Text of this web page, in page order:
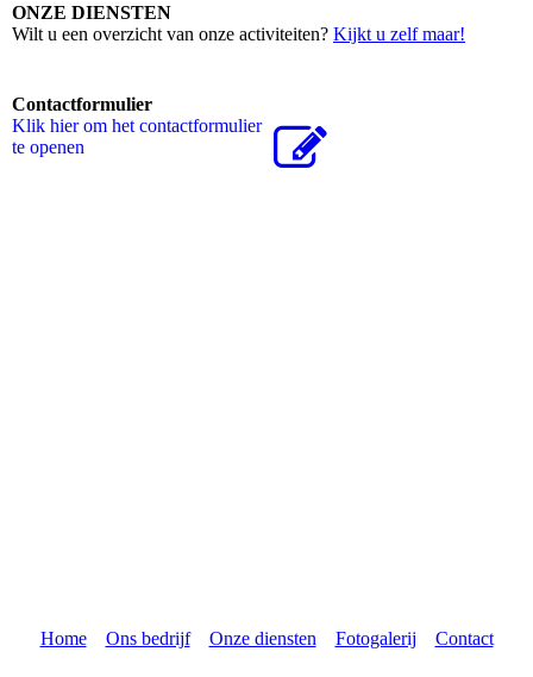
ONZE DIENSTEN
Wilt u een overzicht van onze activiteiten? Kijkt u zelf maar!
Contactformulier
Klik hier om het contactformulier
te openen
Home Ons bedrijf Onze diensten Fotogalerij Contact